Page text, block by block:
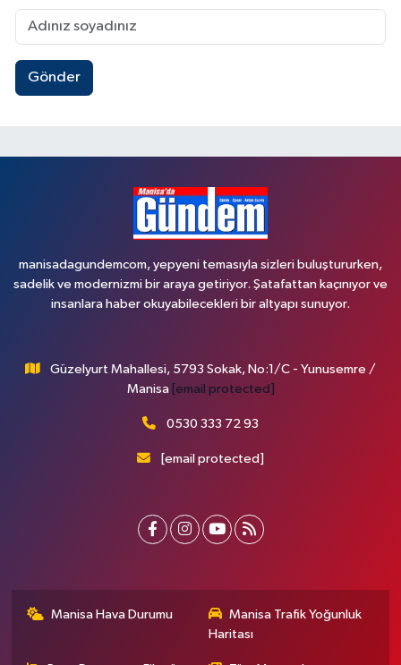
Gönder
manisadagundemcom, yepyeni temasıyla sizleri buluştururken,
sadelik ve modernizmi bir araya getiriyor. Şatafattan kaçınıyor ve
insanlara haber okuyabilecekleri bir altyapı sunuyor.
Güzelyurt Mahallesi, 5793 Sokak, No:1/C - Yunusemre /
Manisa [email protected]
0530 333 72 93
[email protected]
Manisa Hava Durumu
Manisa Trafik Yoğunluk
Haritası